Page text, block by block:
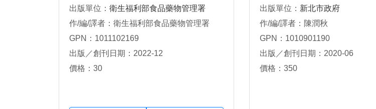
出版單位： 衛生福利部食品藥物管理署
作/編/譯者：衛生福利部食品藥物管理署
GPN：1011102169
出版／創刊日期：2022-12
價格：30
出版單位： 新北市政府
作/編/譯者：陳潤秋
GPN：1010901190
出版／創刊日期：2020-06
價格：350